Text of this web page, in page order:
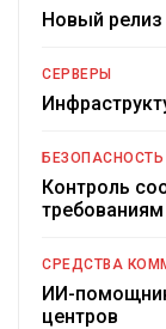
Новый релиз
СЕРВЕРЫ
БЕЗОПАСНОСТЬ
Контроль
СРЕДСТВА
ИИ-
центров